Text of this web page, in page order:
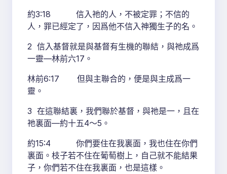
約3:18 信入祂的人，不被定罪；不信的
人，罪已經定了，因爲他不信入神獨生子的名。
2 信入基督就是與基督有生機的聯結，與祂成爲
一靈—林前六17。
林前6:17 但與主聯合的，便是與主成爲一
靈。
3 在這聯結裏，我們聯於基督，與祂是一，且在
祂裏面—約十五4～5。
約15:4 你們要住在我裏面，我也住在你們
裏面。枝子若不住在葡萄樹上，自己就不能結果
子，你們若不住在我裏面，也是這樣。